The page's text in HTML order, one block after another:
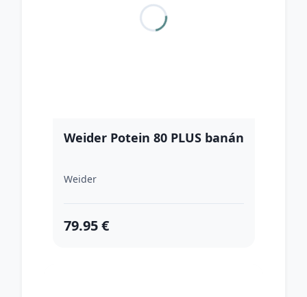
Weider Potein 80 PLUS banán
Weider
79.95 €